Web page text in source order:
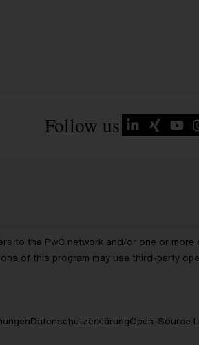
Follow us
to the PwC network and/or one or
of this program may use third-party
DatenschutzerklärungOpen-Source